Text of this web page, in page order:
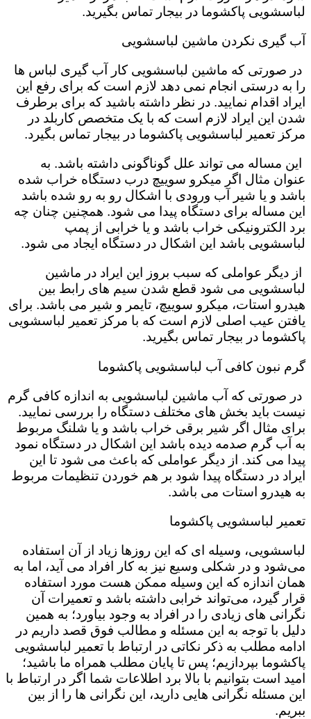
لباسشویی پاکشوما در بیجار تماس بگیرید.
آب گیری نکردن ماشین لباسشویی
در صورتی که ماشین لباسشویی کار آب گیری لباس ها
را به درستی انجام نمی دهد لازم است که برای رفع این
ایراد اقدام نمایید. در نظر داشته باشید که برای برطرف
شدن این ایراد لازم است که با یک متخصص کاربلد در
مرکز تعمیر لباسشویی پاکشوما در بیجار تماس بگیرد.
این مساله می تواند علل گوناگونی داشته باشد. به
عنوان مثال اگر میکرو سوییچ درب دستگاه خراب شده
باشد و یا شیر آب ورودی با اشکال رو به رو شده باشد
این مساله برای دستگاه پیدا می شود. همچنین چنان چه
برد الکترونیکی خراب باشد و یا خرابی از پمپ
لباسشویی باشد این اشکال در دستگاه ایجاد می شود.
از دیگر عواملی که سبب بروز این ایراد در ماشین
لباسشویی می شود قطع شدن سیم های رابط بین
هیدرو استات، میکرو سوییچ، تایمر و شیر می باشد. برای
یافتن عیب اصلی لازم است که با مرکز تعمیر لباسشویی
پاکشوما در بیجار تماس بگیرید.
گرم نبون کافی آب لباسشویی پاکشوما
در صورتی که آب ماشین لباسشویی به اندازه کافی گرم
نیست باید بخش های مختلف دستگاه را بررسی نمایید.
برای مثال اگر شیر برقی خراب باشد و یا شلنگ مربوط
به آب گرم صدمه دیده باشد این اشکال در دستگاه نمود
پیدا می کند. از دیگر عواملی که باعث می شود تا این
ایراد در دستگاه پیدا شود بر هم خوردن تنظیمات مربوط
به هیدرو استات می باشد.
تعمیر لباسشویی پاکشوما
لباسشویی، وسیله ای که این روزها زیاد از آن استفاده
می‌شود و در شکلی وسیع نیز به کار افراد می آید، اما به
همان اندازه که این وسیله ممکن هست مورد استفاده
قرار گیرد، می‌تواند خرابی داشته باشد و تعمیرات آن
نگرانی های زیادی را در افراد به وجود بیاورد؛ به همین
دلیل با توجه به این مسئله و مطالب فوق قصد داریم در
ادامه مطلب به ذکر نکاتی در ارتباط با تعمیر لباسشویی
پاکشوما بپردازیم؛ پس تا پایان مطلب همراه ما باشید؛
امید است بتوانیم با بالا برد اطلاعات شما اگر در ارتباط با
این مسئله نگرانی هایی دارید، این نگرانی ها را از بین
ببریم.